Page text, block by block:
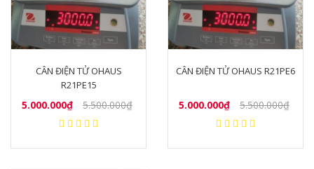
CÂN ĐIỆN TỬ OHAUS
R21PE15
5.000.000₫ 5.500.000₫
CÂN ĐIỆN TỬ OHAUS R21PE6
5.000.000₫ 5.500.000₫